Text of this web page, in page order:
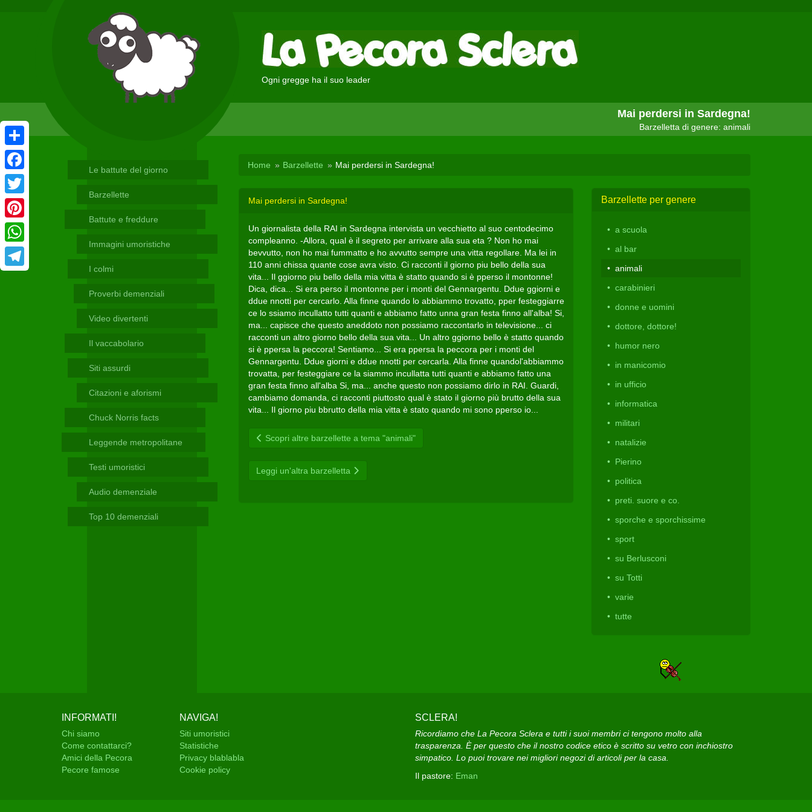
Ogni gregge ha il suo leader
Mai perdersi in Sardegna!
Barzelletta di genere: animali
Le battute del giorno
Barzellette
Battute e freddure
Immagini umoristiche
I colmi
Proverbi demenziali
Video divertenti
Il vaccabolario
Siti assurdi
Citazioni e aforismi
Chuck Norris facts
Leggende metropolitane
Testi umoristici
Audio demenziale
Top 10 demenziali
Home Barzellette Mai perdersi in Sardegna!
Mai perdersi in Sardegna!
Un giornalista della RAI in Sardegna intervista un vecchietto al suo centodecimo
compleanno. -Allora, qual è il segreto per arrivare alla sua eta ? Non ho mai
bevvutto, non ho mai fummatto e ho avvutto sempre una vitta regollare. Ma lei in
110 anni chissa quante cose avra visto. Ci racconti il giorno piu bello della sua
vita... Il ggiorno piu bello della mia vitta è statto quando si è pperso il montonne!
Dica, dica... Si era perso il montonne per i monti del Gennargentu. Ddue ggiorni e
ddue nnotti per cercarlo. Alla finne quando lo abbiammo trovatto, pper festeggiarre
ce lo ssiamo incullatto tutti quanti e abbiamo fatto unna gran festa finno all'alba! Si,
ma... capisce che questo aneddoto non possiamo raccontarlo in televisione... ci
racconti un altro giorno bello della sua vita... Un altro ggiorno bello è statto quando
si è ppersa la peccora! Sentiamo... Si era ppersa la peccora per i monti del
Gennargentu. Ddue giorni e ddue nnotti per cercarla. Alla finne quandol'abbiammo
trovatta, per festeggiare ce la siammo incullatta tutti quanti e abbiamo fatto una
gran festa finno all'alba Si, ma... anche questo non possiamo dirlo in RAI. Guardi,
cambiamo domanda, ci racconti piuttosto qual è stato il giorno più brutto della sua
vita... Il giorno piu bbrutto della mia vitta è stato quando mi sono pperso io...
Scopri altre barzellette a tema "animali"
Leggi un'altra barzelletta
Barzellette per genere
a scuola
al bar
animali
carabinieri
donne e uomini
dottore, dottore!
humor nero
in manicomio
in ufficio
informatica
militari
natalizie
Pierino
politica
preti. suore e co.
sporche e sporchissime
sport
su Berlusconi
su Totti
varie
tutte
INFORMATI!
Chi siamo
Come contattarci?
Amici della Pecora
Pecore famose
NAVIGA!
Siti umoristici
Statistiche
Privacy blablabla
Cookie policy
SCLERA!
Ricordiamo che La Pecora Sclera e tutti i suoi membri ci tengono molto alla
trasparenza. È per questo che il nostro codice etico è scritto su vetro con inchiostro
simpatico. Lo puoi trovare nei migliori negozi di articoli per la casa.
Il pastore: Eman
Condividi
Facebook
Twitter
Pinterest
WhatsApp